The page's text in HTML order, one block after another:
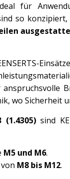
für
so
wo Sicherheit
(1.4305)sind
M5 und M6.
M8 bis M12.